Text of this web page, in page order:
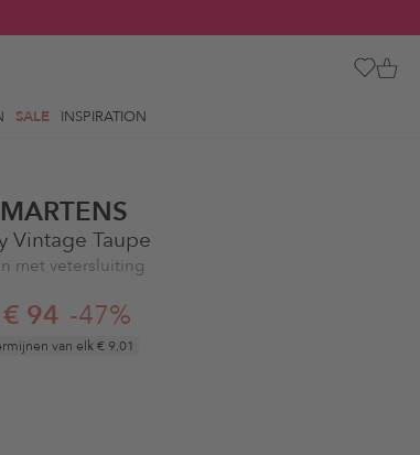
SALE INSPIRATION
Vintage Taupe
met vetersluiting
€ 94 -47%
van elk€ 9,01